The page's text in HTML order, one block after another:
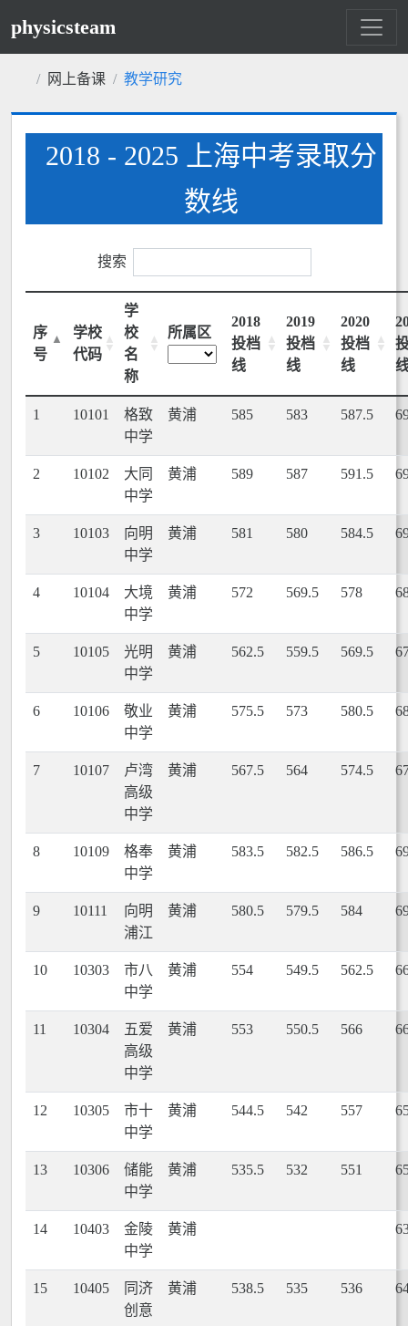
physicsteam
网上备课 教学研究
2018 - 2025 上海中考录取分
数线
搜索
序
号
学校
代码
学
校
名
称
所属区
2018
投档
线
2019
投档
线
2020
投档
线
1 10101
格致
中学
黄浦 585 583 587.5
2 10102
大同
中学
黄浦 589 587 591.5
3 10103
向明
中学
黄浦 581 580 584.5
4 10104
大境
中学
黄浦 572 569.5 578
5 10105
光明
中学
黄浦 562.5 559.5 569.5
6 10106
敬业
中学
黄浦 575.5 573 580.5
7 10107
卢湾
高级
中学
黄浦 567.5 564 574.5
8 10109
格奉
中学
黄浦 583.5 582.5 586.5
9 10111
向明
浦江
黄浦 580.5 579.5 584
10 10303
市八
中学
黄浦 554 549.5 562.5
11 10304
五爱
高级
中学
黄浦 553 550.5 566
12 10305
市十
中学
黄浦 544.5 542 557
13 10306
储能
中学
黄浦 535.5 532 551
14 10403
金陵
中学
黄浦
15 10405
同济
创意
黄浦 538.5 535 536